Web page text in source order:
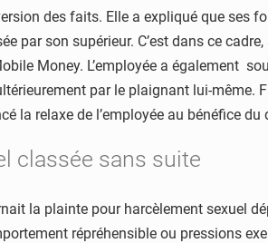
des faits. Elle a expliqué que ses
par son supérieur. C’est dans ce
Money. L’employée a également
par le plaignant lui-même.
la relaxe de l’employée au bénéfice du
classée sans suite
la plainte pour harcèlement sexuel
répréhensible ou pressions